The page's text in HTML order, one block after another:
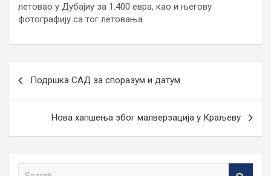
летовао у Дубајиу за 1.400 евра, као и његову
фотографију са тог летовања.
чланка
Подршка САД за споразум и датум
Нова хапшења због малверзација у Краљеву